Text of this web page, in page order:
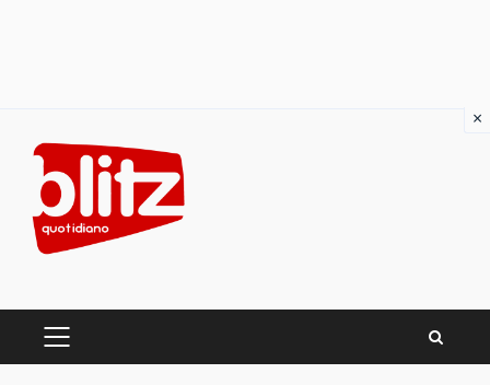
content
PRIMARY
×